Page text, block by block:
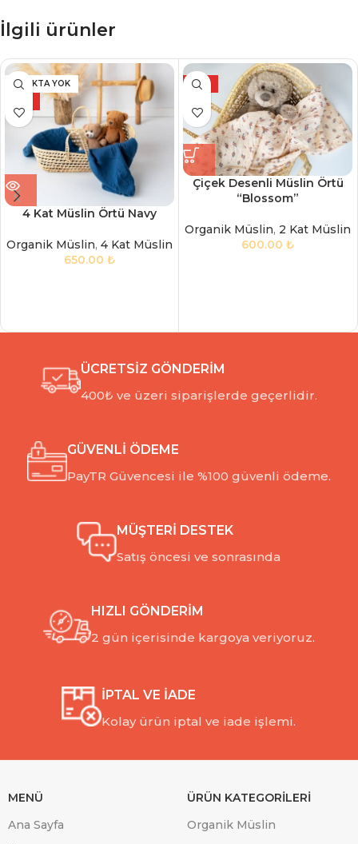
İlgili ürünler
STOKTA YOK
4 Kat Müslin Örtü Navy
Organik Müslin, 4 Kat Müslin
650.00 ₺
YENİ
Çiçek Desenli Müslin Örtü
“Blossom”
Organik Müslin, 2 Kat Müslin
600.00 ₺
ÜCRETSİZ GÖNDERİM
400₺ ve üzeri siparişlerde geçerlidir.
GÜVENLİ ÖDEME
PayTR Güvencesi ile %100 güvenli ödeme.
MÜŞTERİ DESTEK
Satış öncesi ve sonrasında
HIZLI GÖNDERİM
2 gün içerisinde kargoya veriyoruz.
İPTAL VE İADE
Kolay ürün iptal ve iade işlemi.
MENÜ
Ana Sayfa
ÜRÜN KATEGORİLERİ
Organik Müslin